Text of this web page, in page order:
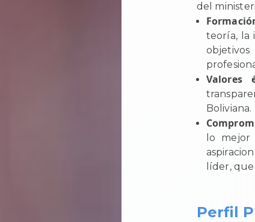
del
teoría, la
Valores
Boliviana.
lo mejor
líder,
Perfil